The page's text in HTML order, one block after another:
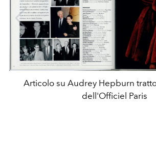
Articolo su Audrey Hepburn
dell'Officiel Paris